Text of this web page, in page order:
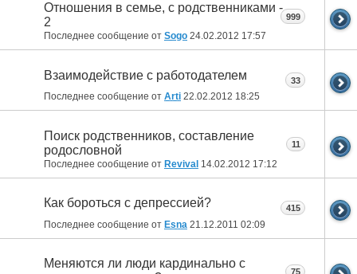
Отношения в семье, с родственниками -
2
Последнее сообщение от Sogo 24.02.2012 17:57
999
Взаимодействие с работодателем
Последнее сообщение от Arti 22.02.2012 18:25
33
Поиск родственников, составление
родословной
Последнее сообщение от Revival 14.02.2012 17:12
11
Как бороться с депрессией?
Последнее сообщение от Esna 21.12.2011 02:09
415
Меняются ли люди кардинально с
75